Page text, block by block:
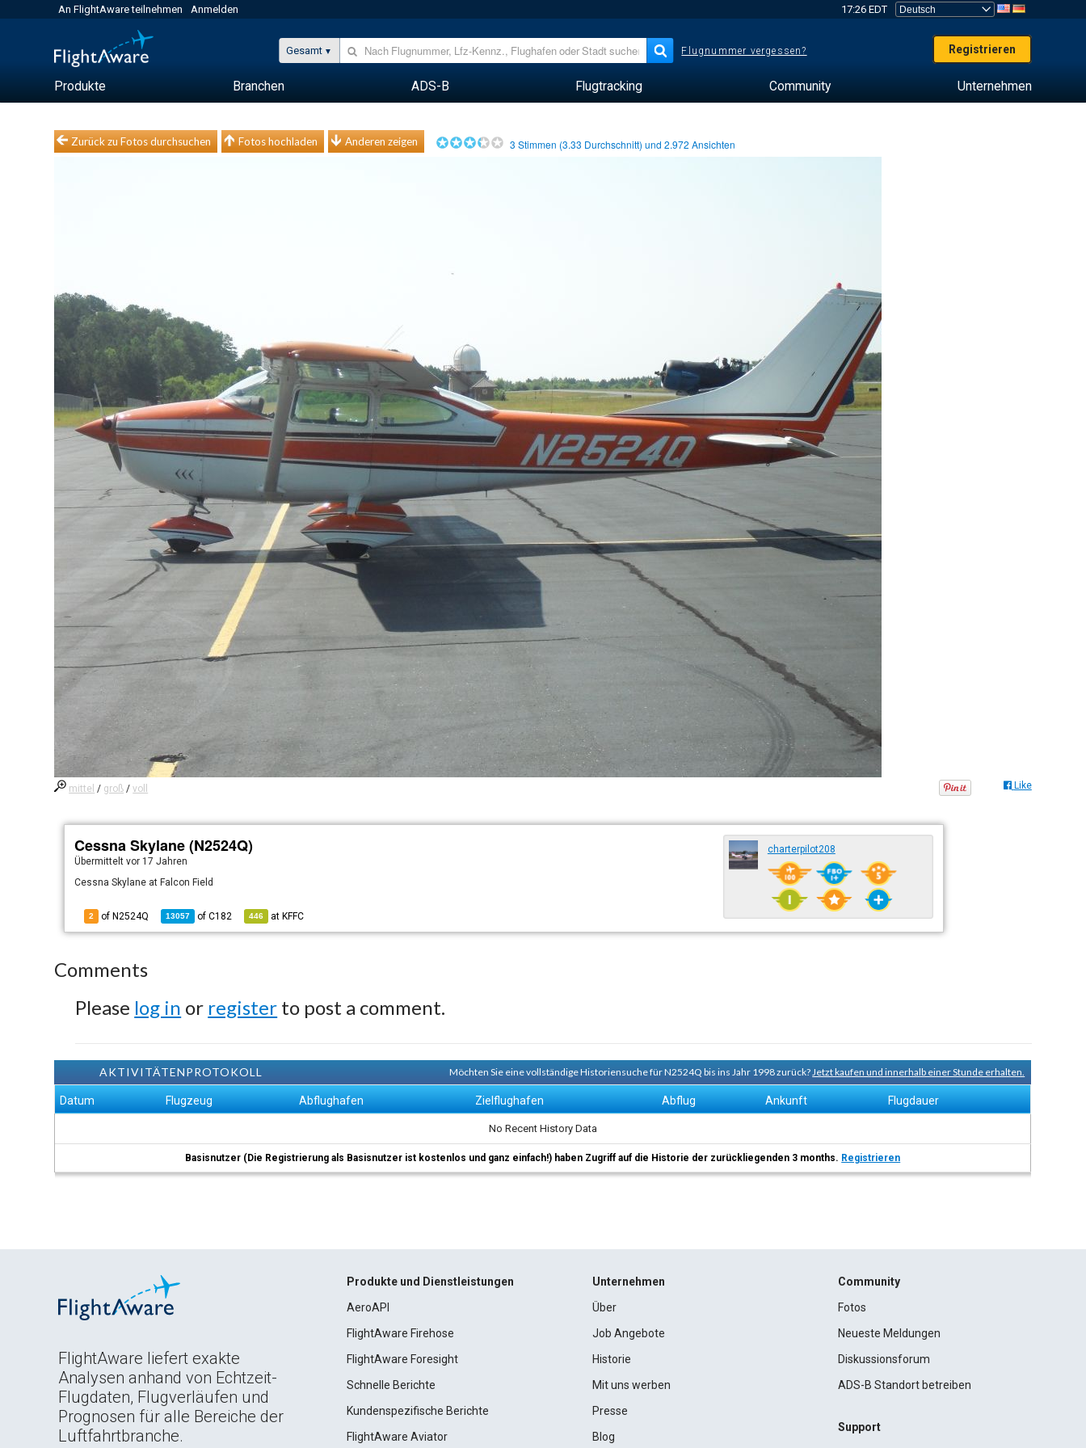
An FlightAware teilnehmen Anmelden 17:26 EDT
Gesamt Flugnummer vergessen? Registrieren
Produkte Branchen ADS-B Flugtracking Community Unternehmen
Zurück zu Fotos durchsuchen Fotos hochladen Anderen zeigen 3 Stimmen (3.33 Durchschnitt) und2.972 Ansichten
mittel / groß /voll Like
Cessna Skylane (N2524Q)
Übermitteltvor 17 Jahren
Cessna Skylane at Falcon Field
2 of N2524Q 13057 ofC182 446 at KFFC
charterpilot208
Comments
Please log in or register to post a comment.
AKTIVITÄTENPROTOKOLL Möchten Sie eine vollständige Historiensuche für N2524Q bis ins Jahr 1998 zurück?Jetzt kaufen und innerhalb einer Stunde erhalten.
Datum Flugzeug Abflughafen Zielflughafen Abflug Ankunft Flugdauer
No Recent History Data
Basisnutzer (Die Registrierung als Basisnutzer ist kostenlos und ganz einfach!) haben Zugriff auf die Historie der zurückliegenden 3 months. Registrieren
FlightAware liefert exakte
Analysen anhand von Echtzeit-
Flugdaten, Flugverläufen und
Prognosen für alle Bereiche der
Luftfahrtbranche.
Produkte und Dienstleistungen
AeroAPI
FlightAware Firehose
FlightAware Foresight
Schnelle Berichte
Kundenspezifische Berichte
FlightAware Aviator
Unternehmen
Über
Job Angebote
Historie
Mit uns werben
Presse
Blog
Community
Fotos
Neueste Meldungen
Diskussionsforum
ADS-B Standort betreiben
Support